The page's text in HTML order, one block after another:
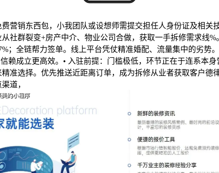
营销东西包，小我团队或设想师需提交担任人身份证及相关
社群裂变+房产中介、物业公司合做，获取一手拆修需求线%
；全链帮力签单。线上平台凭仗精准婚配、流量集中的劣势
赖成立更高效。• 入驻前提：门槛极低，环节正在于连系本
准选择。优先推送近距离订单，成为拆修从业者获取客户德
道，